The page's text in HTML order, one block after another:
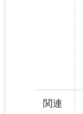
関連